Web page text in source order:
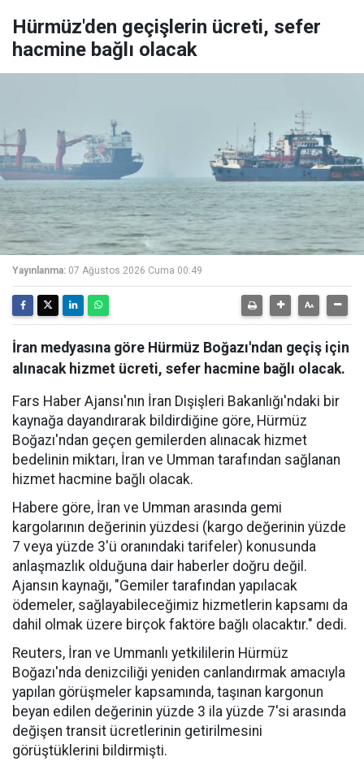
Hürmüz'den geçişlerin ücreti, sefer
hacmine bağlı olacak
Yayınlanma: 07 Ağustos 2026 Cuma 00:49
İran medyasına göre Hürmüz Boğazı'ndan geçiş için
alınacak hizmet ücreti, sefer hacmine bağlı olacak.
Fars Haber Ajansı'nın İran Dışişleri Bakanlığı'ndaki bir
kaynağa dayandırarak bildirdiğine göre, Hürmüz
Boğazı'ndan geçen gemilerden alınacak hizmet
bedelinin miktarı, İran ve Umman tarafından sağlanan
hizmet hacmine bağlı olacak.
Habere göre, İran ve Umman arasında gemi
kargolarının değerinin yüzdesi (kargo değerinin yüzde
7 veya yüzde 3'ü oranındaki tarifeler) konusunda
anlaşmazlık olduğuna dair haberler doğru değil.
Ajansın kaynağı, "Gemiler tarafından yapılacak
ödemeler, sağlayabileceğimiz hizmetlerin kapsamı da
dahil olmak üzere birçok faktöre bağlı olacaktır." dedi.
Reuters, İran ve Ummanlı yetkililerin Hürmüz
Boğazı'nda denizciliği yeniden canlandırmak amacıyla
yapılan görüşmeler kapsamında, taşınan kargonun
beyan edilen değerinin yüzde 3 ila yüzde 7'si arasında
değişen transit ücretlerinin getirilmesini
görüştüklerini bildirmişti.